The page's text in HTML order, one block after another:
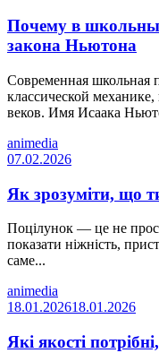
Почему в
закона Ньютона
Современная школьная
классической
веков. Имя Исаака
animedia
07.02.2026
Як зрозуміти, що
Поцілунок — це не
показати ніжність,
саме...
animedia
18.01.202618.01.2026
Які якості